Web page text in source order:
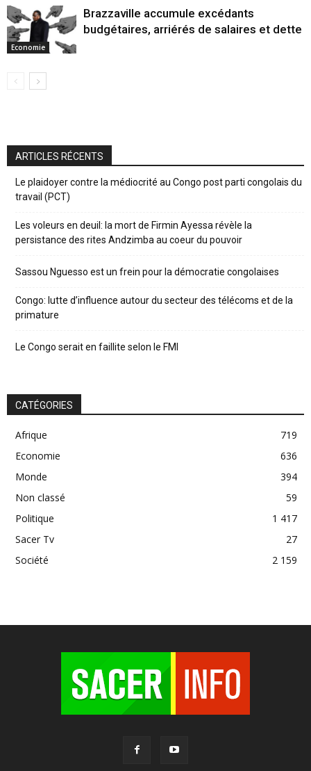
Economie
Brazzaville accumule excédants
budgétaires, arriérés de salaires et dette
ARTICLES RÉCENTS
Le plaidoyer contre la médiocrité au Congo post parti congolais du
travail (PCT)
Les voleurs en deuil: la mort de Firmin Ayessa révèle la
persistance des rites Andzimba au coeur du pouvoir
Sassou Nguesso est un frein pour la démocratie congolaises
Congo: lutte d’influence autour du secteur des télécoms et de la
primature
Le Congo serait en faillite selon le FMI
CATÉGORIES
Afrique
719
Economie
636
Monde
394
Non classé
59
Politique
1 417
Sacer Tv
27
Société
2 159